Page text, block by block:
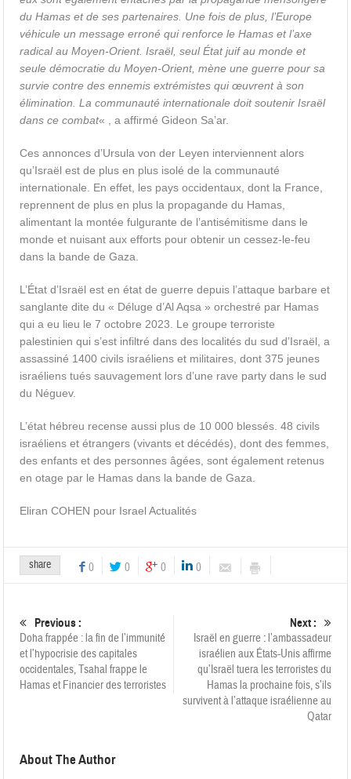
du Hamas et de ses partenaires. Une fois de plus, l’Europe
véhicule un message erroné qui renforce le Hamas et l’axe
radical au Moyen-Orient. Israël, seul État juif au monde et
seule démocratie du Moyen-Orient, mène une guerre pour sa
survie contre des ennemis extrémistes qui œuvrent à son
élimination. La communauté internationale doit soutenir Israël
dans ce combat« , a affirmé Gideon Sa’ar.
Ces annonces d’Ursula von der Leyen interviennent alors
qu’Israël est de plus en plus isolé de la communauté
internationale. En effet, les pays occidentaux, dont la France,
reprennent de plus en plus la propagande du Hamas,
alimentant la montée fulgurante de l’antisémitisme dans le
monde et nuisant aux efforts pour obtenir un cessez-le-feu
dans la bande de Gaza.
L’État d’Israël est en état de guerre depuis l’attaque barbare et
sanglante dite du « Déluge d’Al Aqsa » orchestré par Hamas
qui a eu lieu le 7 octobre 2023. Le groupe terroriste
palestinien qui s’est infiltré dans des localités du sud d’Israël, a
assassiné 1400 civils israéliens et militaires, dont 375 jeunes
israéliens tués sauvagement lors d’une rave party dans le sud
du Néguev.
L’état hébreu recense aussi plus de 10 000 blessés. 48 civils
israéliens et étrangers (vivants et décédés), dont des femmes,
des enfants et des personnes âgées, sont également retenus
en otage par le Hamas dans la bande de Gaza.
Eliran COHEN pour Israel Actualités
share 0 0 0 0
Previous :
Doha frappée : la fin de l’immunité
et l’hypocrisie des capitales
occidentales, Tsahal frappe le
Hamas et Financier des terroristes
Next :
Israël en guerre : l’ambassadeur
israélien aux États-Unis affirme
qu’Israël tuera les terroristes du
Hamas la prochaine fois, s’ils
survivent à l’attaque israélienne au
Qatar
About The Author